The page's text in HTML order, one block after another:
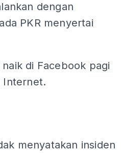
dengan
PKR menyertai
di Facebook pagi
Internet.
menyatakan insiden